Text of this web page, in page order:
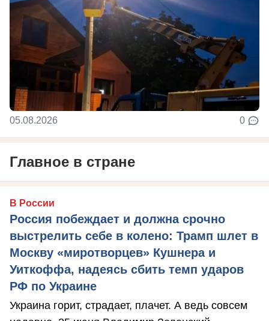
05.08.2026 0
Главное в стране
В России
Россия побеждает и должна срочно
выстрелить себе в колено: Трамп шлет в
Москву «миротворцев» Кушнера и
Уиткоффа, надеясь сбить темп ударов
РФ по Украине
Украина горит, страдает, плачет. А ведь совсем